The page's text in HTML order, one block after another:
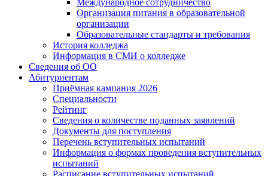
Международное сотрудничество
Организация питания в образовательной
организации
Образовательные стандарты и требования
История колледжа
Информация в СМИ о колледже
Сведения об ОО
Абитуриентам
Приёмная кампания 2026
Специальности
Рейтинг
Сведения о количестве поданных заявлений
Документы для поступления
Перечень вступительных испытаний
Информация о формах проведения вступительных
испытаний
Расписание вступительных испытаний